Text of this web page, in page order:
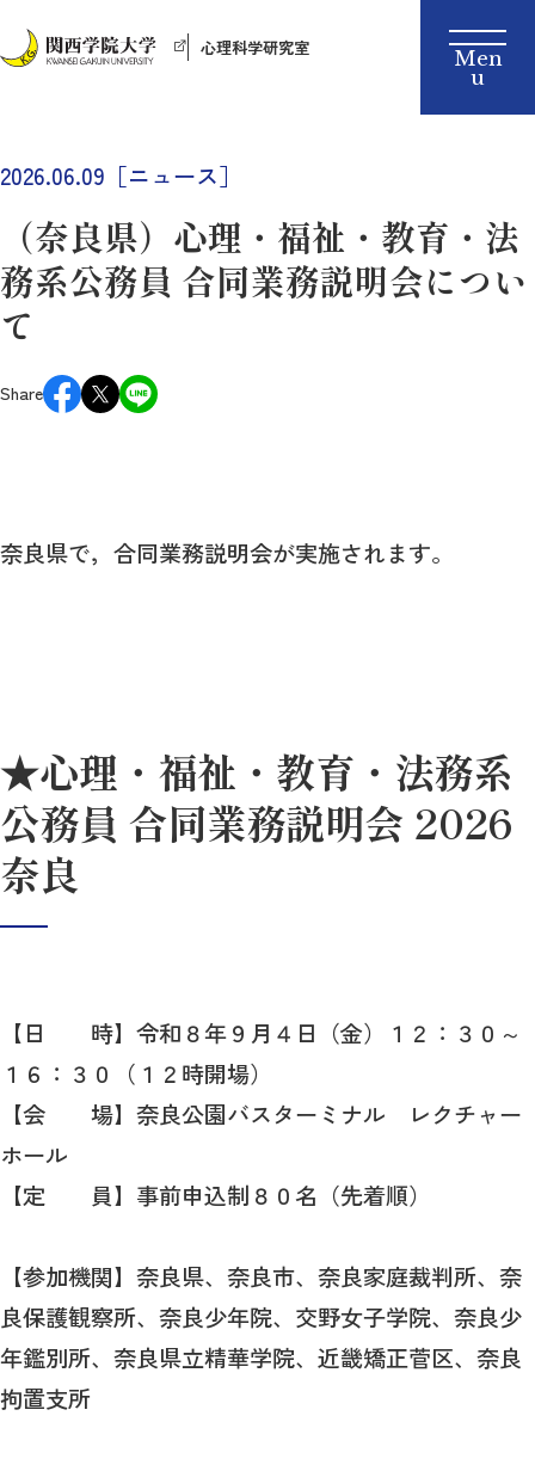
心理科学研究室
2026.06.09［ニュース］
（奈良県）心理・福祉・教育・法
務系公務員 合同業務説明会につい
て
Share
奈良県で，合同業務説明会が実施されます。
★心理・福祉・教育・法務系
公務員 合同業務説明会 2026
奈良
【日 時】令和８年９月４日（金）１２：３０～
１６：３０（１２時開場）
【会 場】奈良公園バスターミナル レクチャー
ホール
【定 員】事前申込制８０名（先着順）
【参加機関】奈良県、奈良市、奈良家庭裁判所、奈
良保護観察所、奈良少年院、交野女子学院、奈良少
年鑑別所、奈良県立精華学院、近畿矯正菅区、奈良
拘置支所